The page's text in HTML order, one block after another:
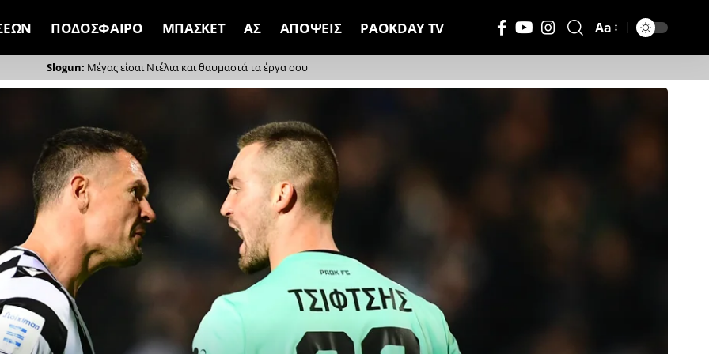
ΠΟΔΟΣΦΑΙΡΟ ΜΠΑΣΚΕΤ ΑΣ ΑΠΟΨΕΙΣ PAOKDAY TV
Μέγεθος
Γραμματοσειράς
Aa
Μέγας είσαι Ντέλια και θαυμαστά τα έργα σου